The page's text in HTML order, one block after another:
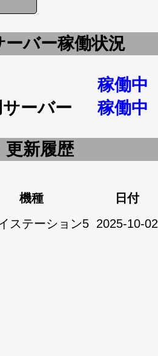
バー稼働状況
稼働中
ーバー
稼働中
更新履歴
機種
日付
ステーション5 2025-10-02